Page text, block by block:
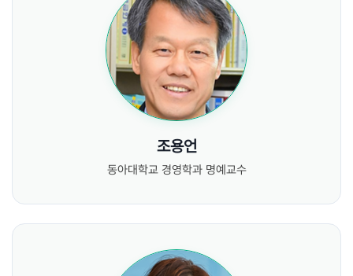
조용언
동아대학교 경영학과 명예교수